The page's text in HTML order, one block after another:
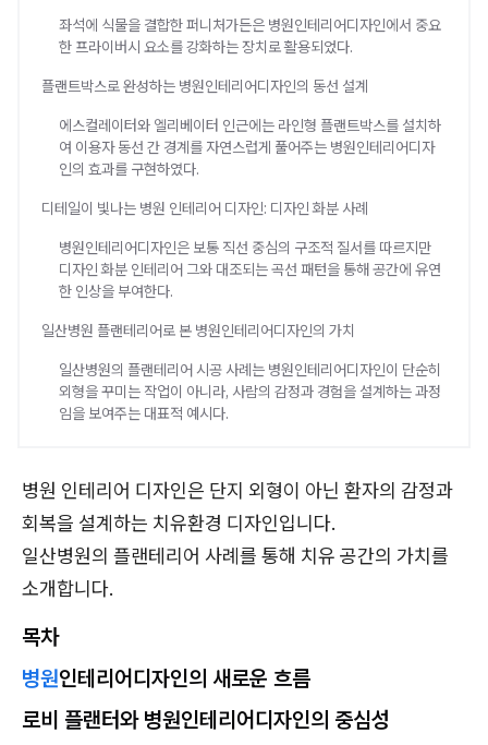
좌석에 식물을 결합한 퍼니처가든은 병원인테리어디자인에서 중요
한 프라이버시 요소를 강화하는 장치로 활용되었다.
플랜트박스로 완성하는 병원인테리어디자인의 동선 설계
에스컬레이터와 엘리베이터 인근에는 라인형 플랜트박스를 설치하
여 이용자 동선 간 경계를 자연스럽게 풀어주는 병원인테리어디자
인의 효과를 구현하였다.
디테일이 빛나는 병원 인테리어 디자인: 디자인 화분 사례
병원인테리어디자인은 보통 직선 중심의 구조적 질서를 따르지만
디자인 화분 인테리어 그와 대조되는 곡선 패턴을 통해 공간에 유연
한 인상을 부여한다.
일산병원 플랜테리어로 본 병원인테리어디자인의 가치
일산병원의 플랜테리어 시공 사례는 병원인테리어디자인이 단순히
외형을 꾸미는 작업이 아니라, 사람의 감정과 경험을 설계하는 과정
임을 보여주는 대표적 예시다.
병원 인테리어 디자인은 단지 외형이 아닌 환자의 감정과
회복을 설계하는 치유환경 디자인입니다.
일산병원의 플랜테리어 사례를 통해 치유 공간의 가치를
소개합니다.
목차
병원인테리어디자인의 새로운 흐름
로비 플랜터와 병원인테리어디자인의 중심성